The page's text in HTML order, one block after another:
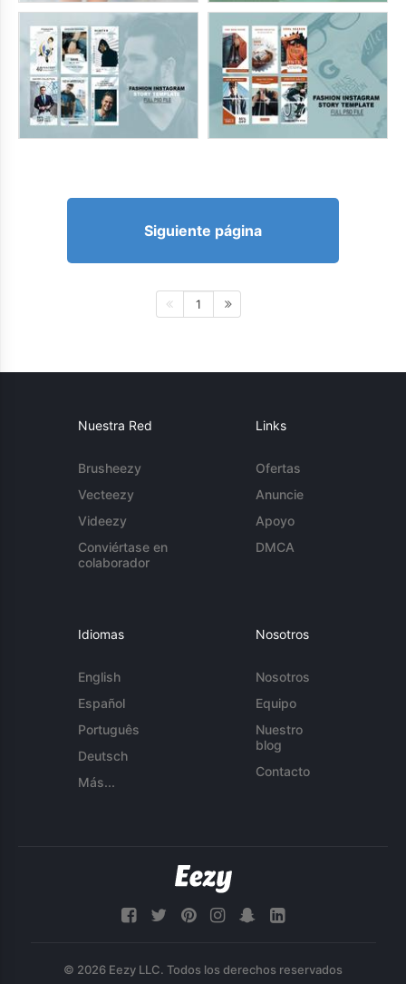
Siguiente página
1
Nuestra Red
Brusheezy
Vecteezy
Videezy
Conviértase en
colaborador
Links
Ofertas
Anuncie
Apoyo
DMCA
Idiomas
English
Español
Português
Deutsch
Más...
Nosotros
Nosotros
Equipo
Nuestro
blog
Contacto
© 2026 Eezy LLC. Todos los derechos reservados